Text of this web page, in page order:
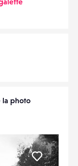
la photo
Liker